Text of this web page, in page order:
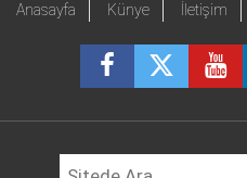
Anasayfa Künye İletişim